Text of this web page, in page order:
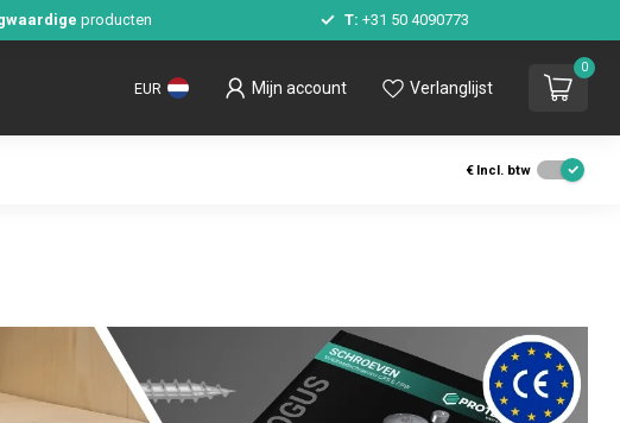
producten T: +31 50 4090773
EUR Mijn account Verlanglijst
0
€ Incl. btw